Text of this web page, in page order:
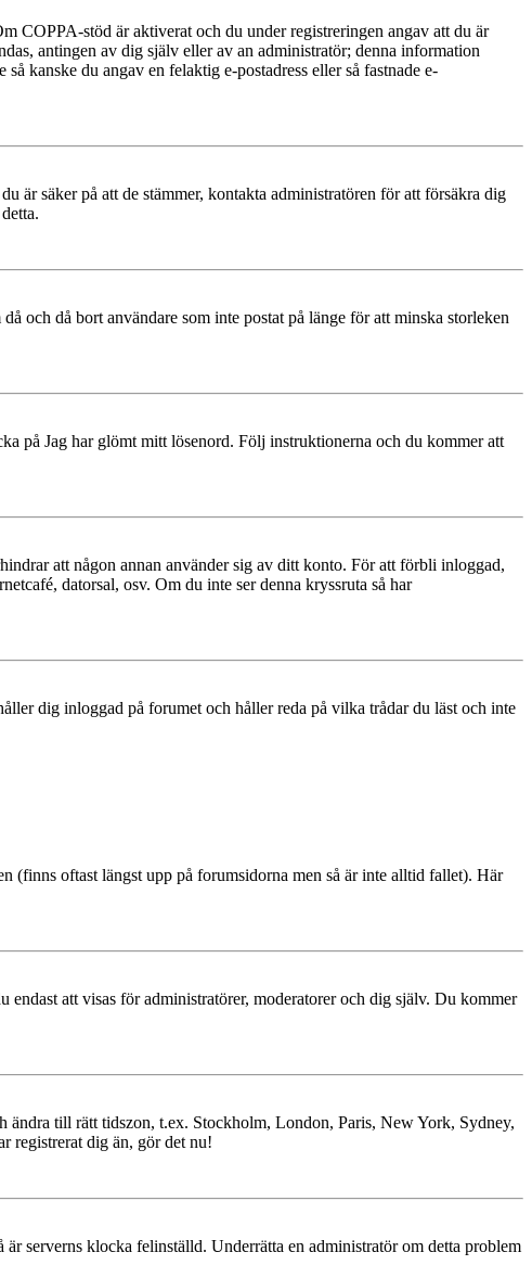
COPPA-stöd är aktiverat och du under registreringen angav att du är
antingen av dig själv eller av an administratör; denna information
kanske du angav en felaktig e-postadress eller så fastnade e-
är säker på att de stämmer, kontakta administratören för att försäkra dig
och då bort användare som inte postat på länge för att minska storleken
på Jag har glömt mitt lösenord. Följ instruktionerna och du kommer att
att någon annan använder sig av ditt konto. För att förbli inloggad,
datorsal, osv. Om du inte ser denna kryssruta så har
dig inloggad på forumet och håller reda på vilka trådar du läst och inte
(finns oftast längst upp på forumsidorna men så är inte alltid fallet). Här
att visas för administratörer, moderatorer och dig själv. Du kommer
ändra till rätt tidszon, t.ex. Stockholm, London, Paris, New York, Sydney,
registrerat dig än, gör det nu!
serverns klocka felinställd. Underrätta en administratör om detta problem